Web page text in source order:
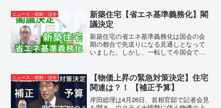
は避難計画に実効性がないという主張だ
けでは運転の差し止めを...
ニュース・税制・法令
新築住宅【省エネ基準義務化】閣
議決定
新築住宅の省エネ基準義務化は国会の会
期の都合で先送りになる見通しとなって
いました。しかし、一転して今国会で新
後の予定についてご紹介します。 すべ
ての新築建築物に2025...
ニュース・税制・法令
【物価上昇の緊急対策決定】住宅
関連は？！ 【補正予算】
岸田総理は4月26日、首相官邸で記者会見